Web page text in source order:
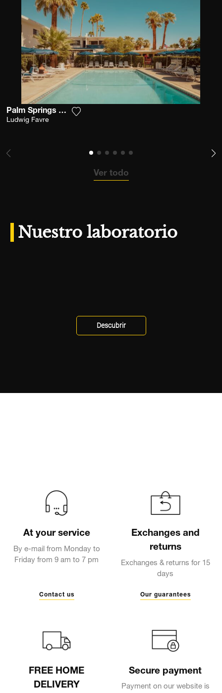
Palm Springs Desert Pool
Ludwig Favre
Ver todo
Nuestro laboratorio
Descubrir
At your service
By e-mail from Monday to
Friday from 9 am to 7 pm
Contact us
Exchanges and
returns
Exchanges & returns for 15
days
Our guarantees
FREE HOME
DELIVERY
Secure payment
Payment on our website is